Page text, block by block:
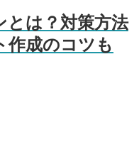
とは？対策方法
作成のコツも